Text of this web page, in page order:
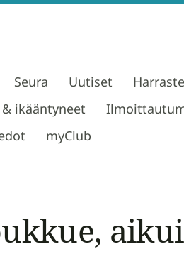
Seura Uutiset
ikääntyneet
myClub